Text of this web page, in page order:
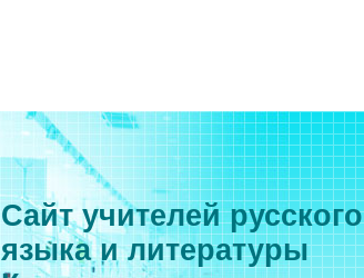
Сайт учителей русского
языка и литературы